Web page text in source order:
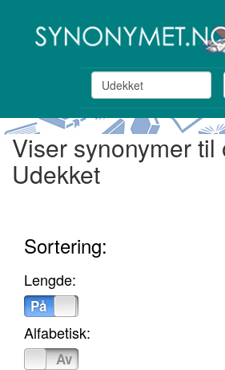
Viser synonymer til
Udekket
Sortering:
Lengde:
På
Alfabetisk:
Av